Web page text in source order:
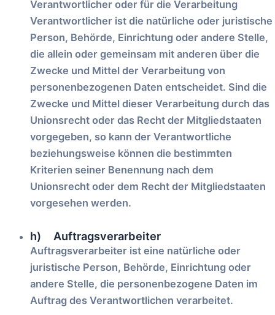
Verantwortlicher oder für die Verarbeitung
Verantwortlicher ist die natürliche oder juristische
Person, Behörde, Einrichtung oder andere Stelle,
die allein oder gemeinsam mit anderen über die
Zwecke und Mittel der Verarbeitung von
personenbezogenen Daten entscheidet. Sind die
Zwecke und Mittel dieser Verarbeitung durch das
Unionsrecht oder das Recht der Mitgliedstaaten
vorgegeben, so kann der Verantwortliche
beziehungsweise können die bestimmten
Kriterien seiner Benennung nach dem
Unionsrecht oder dem Recht der Mitgliedstaaten
vorgesehen werden.
h) Auftragsverarbeiter
Auftragsverarbeiter ist eine natürliche oder
juristische Person, Behörde, Einrichtung oder
andere Stelle, die personenbezogene Daten im
Auftrag des Verantwortlichen verarbeitet.